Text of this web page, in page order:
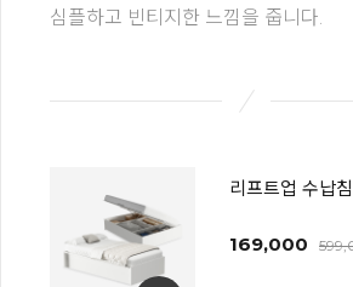
심플하고 빈티지한 느낌을 줍니다.
리프트업 수납
169,000